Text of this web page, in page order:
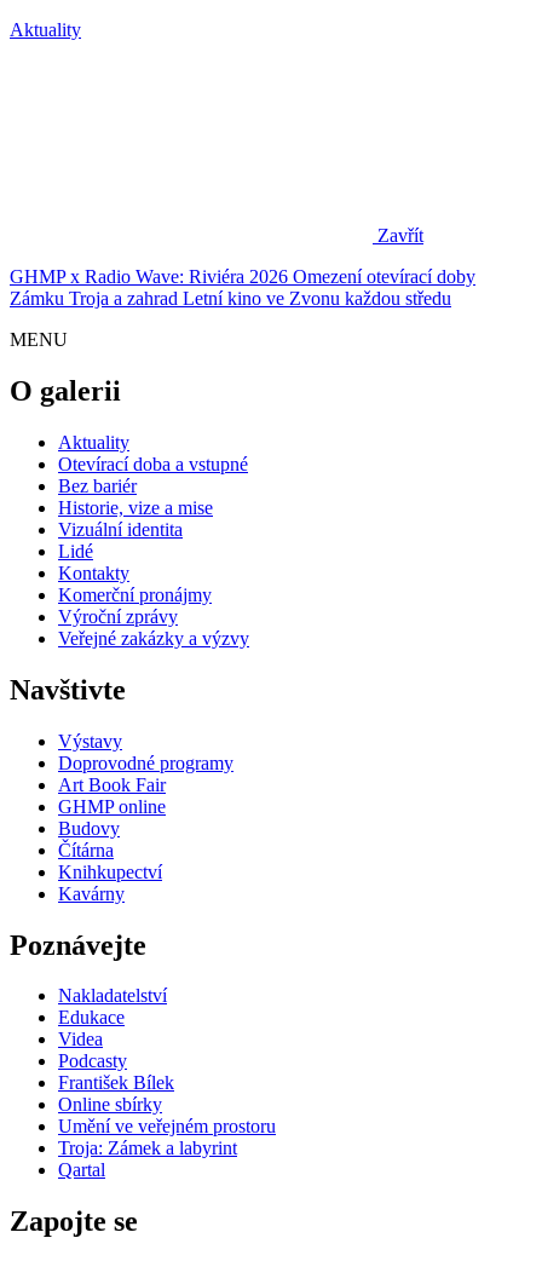
Aktuality
Zavřít
GHMP x Radio Wave: Riviéra 2026 Omezení otevírací doby
Zámku Troja a zahrad Letní kino ve Zvonu každou středu
MENU
O galerii
Aktuality
Otevírací doba a vstupné
Bez bariér
Historie, vize a mise
Vizuální identita
Lidé
Kontakty
Komerční pronájmy
Výroční zprávy
Veřejné zakázky a výzvy
Navštivte
Výstavy
Doprovodné programy
Art Book Fair
GHMP online
Budovy
Čítárna
Knihkupectví
Kavárny
Poznávejte
Nakladatelství
Edukace
Videa
Podcasty
František Bílek
Online sbírky
Umění ve veřejném prostoru
Troja: Zámek a labyrint
Qartal
Zapojte se